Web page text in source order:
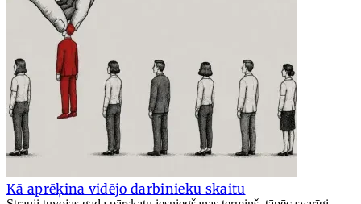
Kā aprēķina vidējo darbinieku skaitu